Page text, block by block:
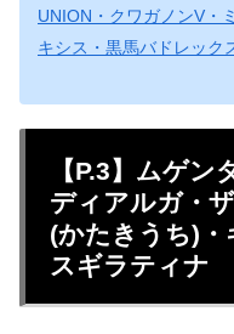
UNION・クワガノンV・
キシス・黒馬バドレック
【P.3】ムゲン
ディアルガ・
(かたきうち)
スギラティナ